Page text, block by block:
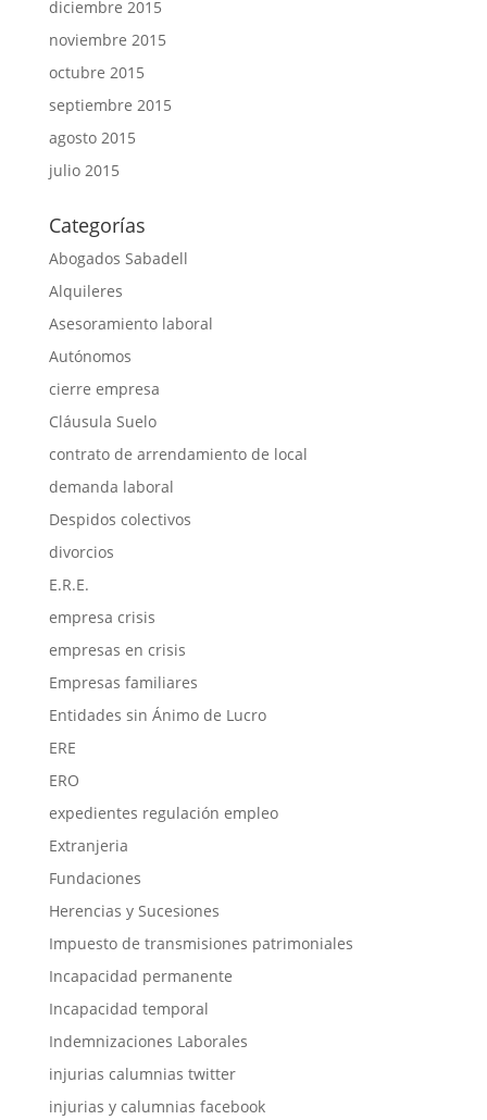
diciembre 2015
noviembre 2015
octubre 2015
septiembre 2015
agosto 2015
julio 2015
Categorías
Abogados Sabadell
Alquileres
Asesoramiento laboral
Autónomos
cierre empresa
Cláusula Suelo
contrato de arrendamiento de local
demanda laboral
Despidos colectivos
divorcios
E.R.E.
empresa crisis
empresas en crisis
Empresas familiares
Entidades sin Ánimo de Lucro
ERE
ERO
expedientes regulación empleo
Extranjeria
Fundaciones
Herencias y Sucesiones
Impuesto de transmisiones patrimoniales
Incapacidad permanente
Incapacidad temporal
Indemnizaciones Laborales
injurias calumnias twitter
injurias y calumnias facebook